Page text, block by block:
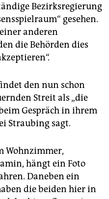
Bezirksregierung
gesehen.
anderen
die Behörden dies
den nun schon
Streit als „die
Gespräch in ihrem
Straubing sagt.
Wohnzimmer,
hängt ein Foto
Daneben ein
die beiden hier in